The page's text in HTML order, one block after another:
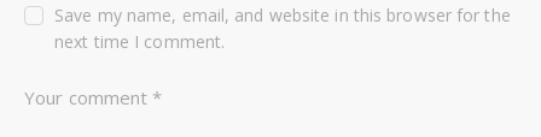
Save my name, email, and website in this browser for the
next time I comment.